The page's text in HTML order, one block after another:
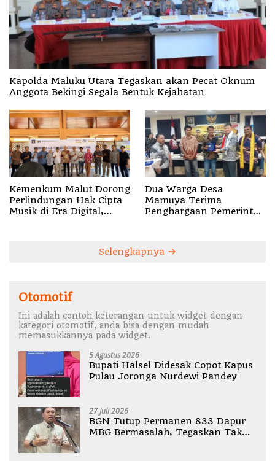
Kapolda Maluku Utara Tegaskan akan Pecat Oknum
Anggota Bekingi Segala Bentuk Kejahatan
Kemenkum Malut Dorong
Perlindungan Hak Cipta
Musik di Era Digital,
Dua Warga Desa
Mamuya Terima
Penghargaan Pemerintah
Selengkapnya
Otomotif
Ini adalah contoh keterangan untuk widget dengan
kategori otomotif, anda bisa dengan mudah
memasukkannya pada widget.
5 Agustus 2026
Bupati Halsel Didesak Copot Kapus
Pulau Joronga Nurdewi Pandey
27 Juli 2026
BGN Tutup Permanen 833 Dapur
MBG Bermasalah, Tegaskan Tak